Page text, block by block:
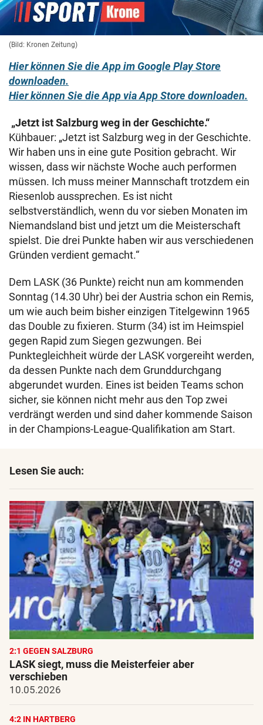
(Bild: Kronen Zeitung)
Hier können Sie die App im Google Play Store
downloaden.
Hier können Sie die App via App Store downloaden.
„Jetzt ist Salzburg weg in der Geschichte.“
Kühbauer: „Jetzt ist Salzburg weg in der Geschichte.
Wir haben uns in eine gute Position gebracht. Wir
wissen, dass wir nächste Woche auch performen
müssen. Ich muss meiner Mannschaft trotzdem ein
Riesenlob aussprechen. Es ist nicht
selbstverständlich, wenn du vor sieben Monaten im
Niemandsland bist und jetzt um die Meisterschaft
spielst. Die drei Punkte haben wir aus verschiedenen
Gründen verdient gemacht.“
Dem LASK (36 Punkte) reicht nun am kommenden
Sonntag (14.30 Uhr) bei der Austria schon ein Remis,
um wie auch beim bisher einzigen Titelgewinn 1965
das Double zu fixieren. Sturm (34) ist im Heimspiel
gegen Rapid zum Siegen gezwungen. Bei
Punktegleichheit würde der LASK vorgereiht werden,
da dessen Punkte nach dem Grunddurchgang
abgerundet wurden. Eines ist beiden Teams schon
sicher, sie können nicht mehr aus den Top zwei
verdrängt werden und sind daher kommende Saison
in der Champions-League-Qualifikation am Start.
Lesen Sie auch:
2:1 GEGEN SALZBURG
LASK siegt, muss die Meisterfeier aber
verschieben
10.05.2026
4:2 IN HARTBERG